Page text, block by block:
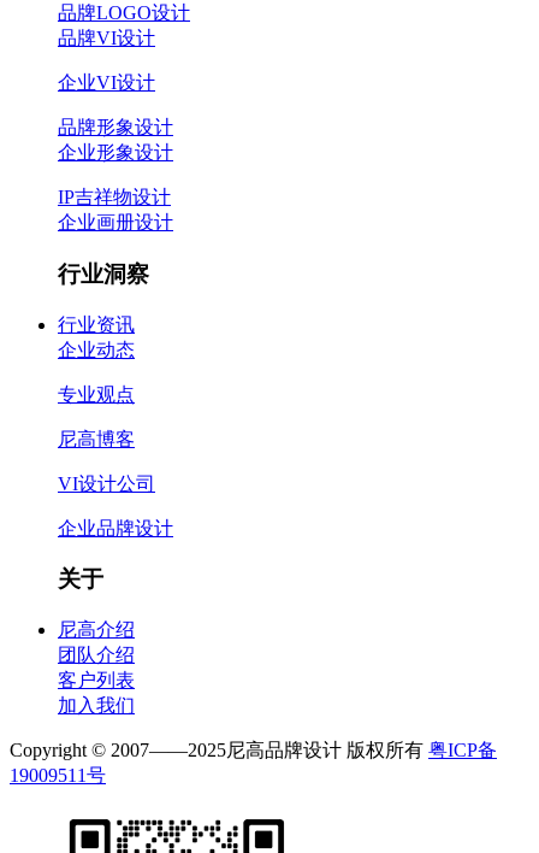
品牌LOGO设计
品牌VI设计
企业VI设计
品牌形象设计
企业形象设计
IP吉祥物设计
企业画册设计
行业洞察
行业资讯
企业动态
专业观点
尼高博客
VI设计公司
企业品牌设计
关于
尼高介绍
团队介绍
客户列表
加入我们
Copyright © 2007——2025尼高品牌设计 版权所有 粤ICP备
19009511号